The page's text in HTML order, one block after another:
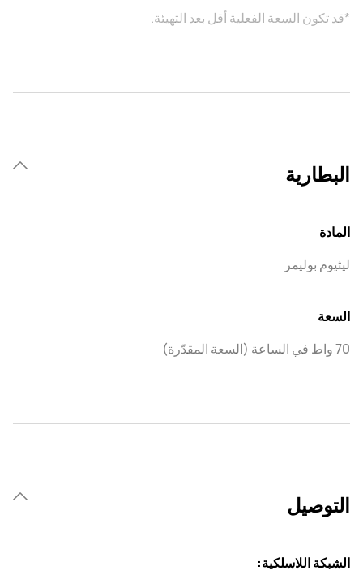
*قد تكون السعة الفعلية أقل بعد التهيئة.
البطارية
المادة
ليثيوم بوليمر
السعة
70 واط في الساعة (السعة المقدّرة)
التوصيل
الشبكة اللاسلكية: